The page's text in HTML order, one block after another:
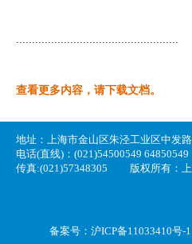
查看更多内容，请下载文档。
地址：上海市金山区朱泾工业区中发
电话(直线)：(021)54500549 64850549
传真:(021)57348305
版权所有：
备案号： 沪ICP备11033410号-1